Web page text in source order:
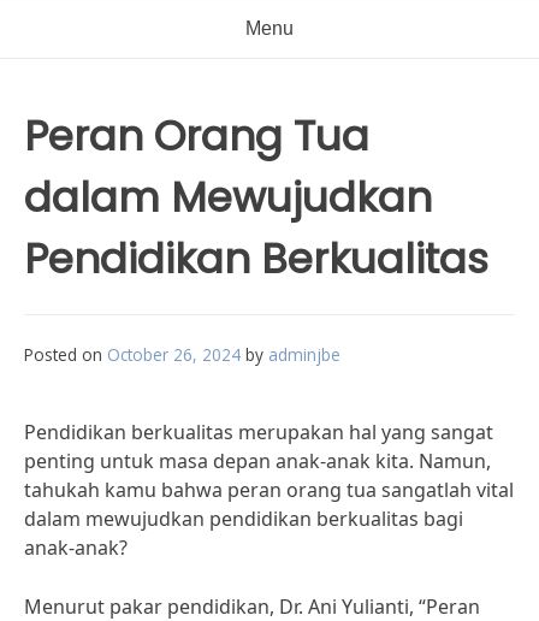
Menu
Peran Orang Tua
dalam Mewujudkan
Pendidikan Berkualitas
Posted on October 26, 2024 by adminjbe
Pendidikan berkualitas merupakan hal yang sangat
penting untuk masa depan anak-anak kita. Namun,
tahukah kamu bahwa peran orang tua sangatlah vital
dalam mewujudkan pendidikan berkualitas bagi
anak-anak?
Menurut pakar pendidikan, Dr. Ani Yulianti, “Peran